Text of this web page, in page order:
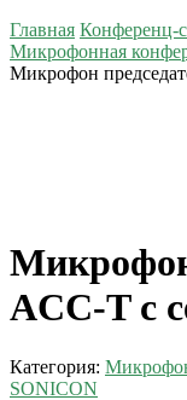
Главная Конференц-
Микрофонная
Микрофон
ACC-T с
Категория:
SONICON